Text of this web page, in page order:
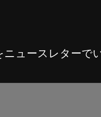
ニュースレターで